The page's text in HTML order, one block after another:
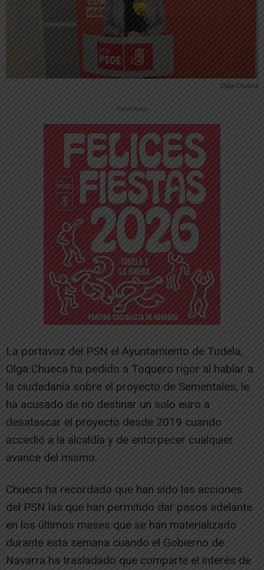
Olga Chueca
-- Publicidad --
La portavoz del PSN el Ayuntamiento de Tudela,
Olga Chueca ha pedido a Toquero rigor al hablar a
la ciudadanía sobre el proyecto de Sementales, le
ha acusado de no destinar un solo euro a
desatascar el proyecto desde 2019 cuando
accedió a la alcaldía y de entorpecer cualquier
avance del mismo.
Chueca ha recordado que han sido las acciones
del PSN las que han permitido dar pasos adelante
en los últimos meses que se han materializado
durante esta semana cuando el Gobierno de
Navarra ha trasladado que comparte el interés de